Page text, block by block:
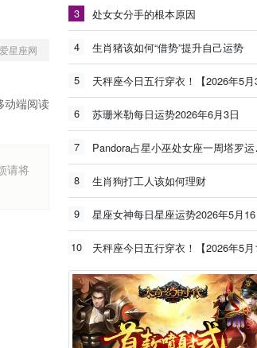
星座网
动端阅读
请将
3 处女女分手的根本原因
4 生肖猪该如何“借势”提升自己运势
5 天秤座今日五行穿衣！【2026年5月30日
6 苏珊米勒每日运势2026年6月3日
7 Pandora占星小巫处女座一周塔罗运势（6.8-6.14）
8 生肖狗打工人该如何理财
9 星座女神每日星座运势2026年5月16
10 天秤座今日五行穿衣！【2026年5月19日